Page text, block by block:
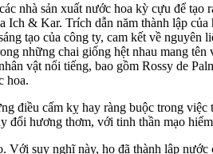
nhà sản xuất nước hoa kỳ cựu để
& Kar. Trích dẫn năm thành lập
tạo của công ty, cam kết về
những chai giống hệt nhau mang
vật nổi tiếng, bao gồm Rossy de
hoa.
điều cấm kỵ hay ràng buộc trong
hương thơm, với tinh thần mạo
suy nghĩ này, họ đã thành lập